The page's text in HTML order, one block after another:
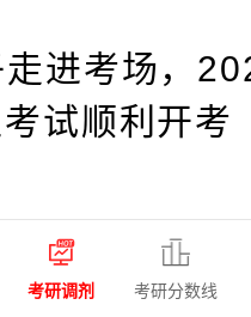
进考场，
试顺利开考
考研调剂 考研分数线